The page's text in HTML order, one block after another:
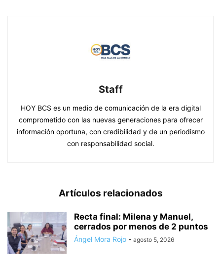
Staff
HOY BCS es un medio de comunicación de la era digital
comprometido con las nuevas generaciones para ofrecer
información oportuna, con credibilidad y de un periodismo
con responsabilidad social.
Artículos relacionados
Recta final: Milena y Manuel,
cerrados por menos de 2 puntos
Ángel Mora Rojo - agosto 5, 2026